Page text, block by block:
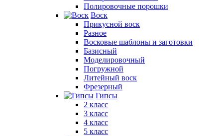
Полировочные порошки
Воск
Прикусной воск
Разное
Восковые шаблоны и заготовки
Базисный
Моделировочный
Погружной
Литейный воск
Фрезерный
Гипсы
2 класс
3 класс
4 класс
5 класс